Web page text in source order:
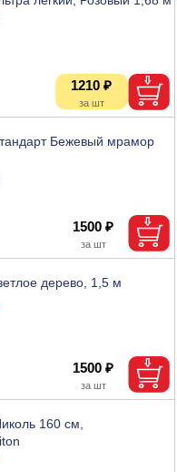
1210 ₽
Бежевый мрамор
1500 ₽
дерево, 1,5 м
1500 ₽
160 см,